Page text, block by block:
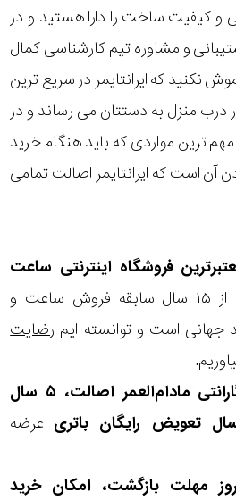
کیفیت ساخت را دارا هستید و در
و مشاوره تیم کارشناسی کمال
نکنید که ایرانتایمر در سریع ترین
درب منزل به دستتان می رساند و در
ترین مواردی که باید هنگام خرید
است که ایرانتایمر اصالت تمامی
فروشگاه اینترنتی ساعت
با بیش از ۱۵ سال سابقه فروش ساعت و
رضایت
گارانتی مادام‌العمر اصالت، ۵ سال
عرضه
ارسال رایگان، ۳۰ روز مهلت بازگشت، امکان خرید